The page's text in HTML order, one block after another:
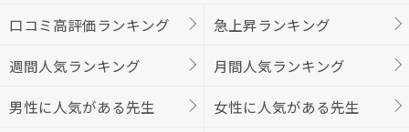
口コミ高評価ランキング
急上昇ランキング
週間人気ランキング 月間人気ランキング
男性に人気がある先生 女性に人気がある先生